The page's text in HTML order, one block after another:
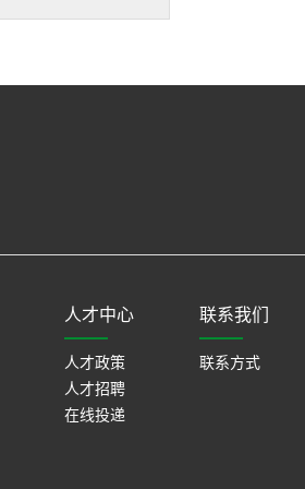
人才中心
人才政策
人才招聘
在线投递
联系我们
联系方式